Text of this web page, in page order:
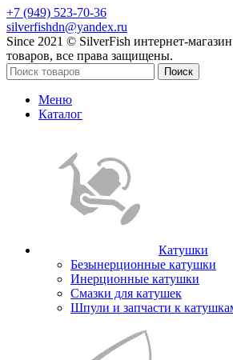
+7 (949) 523-70-36
silverfishdn@yandex.ru
Since 2021 © SilverFish интернет-
товаров, все права защищены.
Поиск
Меню
Каталог
Катушки
Безынерционные катушки
Инерционные катушки
Смазки для катушек
Шпули и запчасти к